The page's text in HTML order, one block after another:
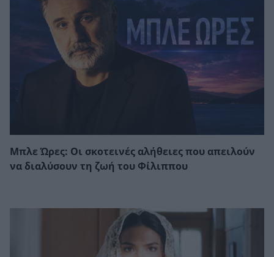
Μπλε Ώρες: Οι σκοτεινές αλήθειες που απειλούν
να διαλύσουν τη ζωή του Φίλιππου